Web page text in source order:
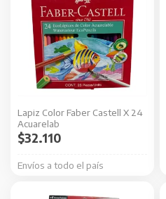
Lapiz Color Faber Castell X 24
Acuarelab
Envíos a todo el país
$32.110